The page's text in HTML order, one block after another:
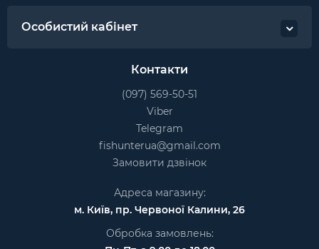
Особистий кабінет
Контакти
(097) 569-50-51
Viber
Telegram
fishunterua@gmail.com
Замовити дзвінок
Адреса магазину:
м. Київ, пр. Червоної Калини, 26
Обробка замовлень: